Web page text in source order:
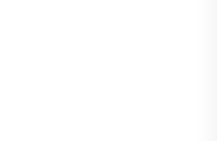
Agende uma visita (62)
4325.